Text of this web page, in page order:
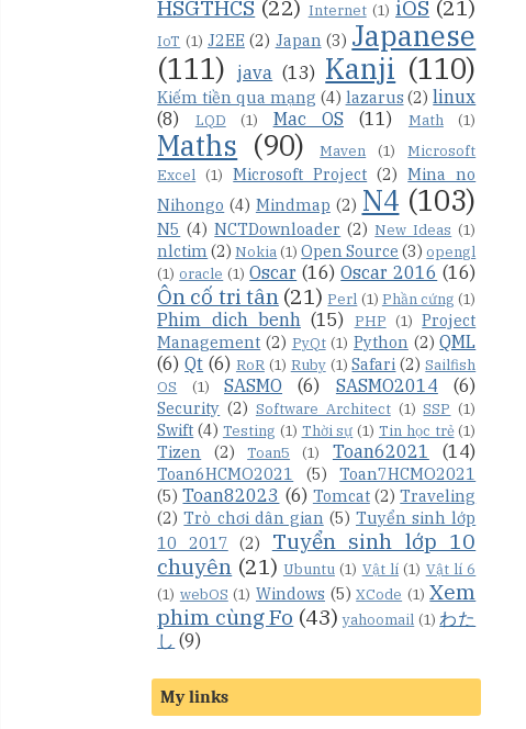
HSGTHCS (22) Internet (1) iOS (21)
IoT (1) J2EE (2) Japan (3) Japanese
(111)
java (13) Kanji (110)
Kiếm tiền qua mạng (4) lazarus (2) linux
(8)
LQD (1) Mac OS (11) Math (1)
Maths (90) Maven (1)
Microsoft
Excel (1) Microsoft Project (2) Mina no
Nihongo (4) Mindmap (2) N4 (103)
N5 (4) NCTDownloader (2) New Ideas (1)
nlctim (2) Nokia(1) Open Source (3) opengl
(1) oracle (1) Oscar (16) Oscar 2016 (16)
Ôn cố tri tân (21) Perl (1) Phần cứng (1)
Phim dich benh (15) PHP (1) Project
Management (2) PyQt (1) Python (2) QML
(6) Qt (6) RoR (1) Ruby (1) Safari (2) Sailfish
OS
(1) SASMO (6) SASMO2014 (6)
Security (2) Software Architect (1) SSP (1)
Swift (4) Testing (1) Thời sự (1) Tin học trẻ (1)
Tizen (2) Toan5 (1) Toan62021 (14)
Toan6HCMO2021 (5)
Toan7HCMO2021
(5) Toan82023 (6) Tomcat (2) Traveling
(2) Trò chơi dân gian (5) Tuyển sinh lớp
10 2017 (2)
Tuyển sinh lớp 10
chuyên (21) Ubuntu (1) Vật lí (1) Vật lí 6
(1) webOS (1) Windows (5) XCode (1) Xem
phim cùng Fo (43) yahoomail (1) わた
し (9)
My links